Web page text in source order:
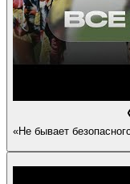
«Не бывает